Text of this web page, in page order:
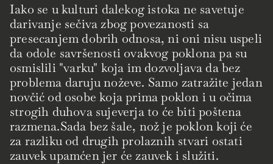
Iako se u kulturi dalekog istoka ne savetuje
darivanje sečiva zbog povezanosti sa
presecanjem dobrih odnosa, ni oni nisu uspeli
da odole savršenosti ovakvog poklona pa su
osmislili "varku" koja im dozvoljava da bez
problema daruju noževe. Samo zatražite jedan
novčić od osobe koja prima poklon i u očima
strogih duhova sujeverja to će biti poštena
razmena.Sada bez šale, nož je poklon koji će
za razliku od drugih prolaznih stvari ostati
zauvek upamćen jer će zauvek i služiti.